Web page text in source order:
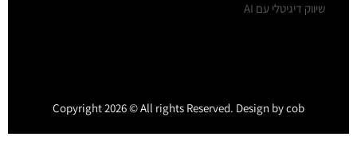
שיווק דיגיטלי עם AI
Copyright 2026 © All rights Reserved. Design by cob